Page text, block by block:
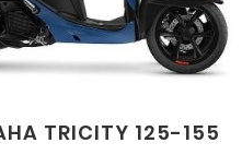
TRICITY 125-155